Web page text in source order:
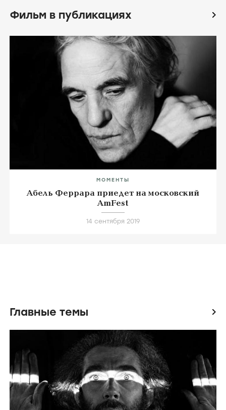
Фильм в публикациях icon
МОМЕНТЫ
Абель Феррара приедет на московский
AmFest
14 сентября 2019
Главные темы icon